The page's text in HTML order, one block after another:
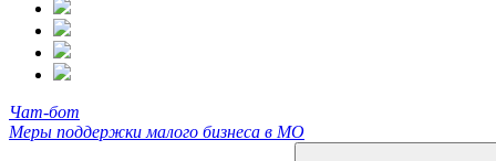
Чат-бот
Меры поддержки малого бизнеса в МО